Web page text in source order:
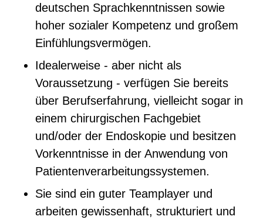
deutschen Sprachkenntnissen sowie
hoher sozialer Kompetenz und großem
Einfühlungsvermögen.
Idealerweise - aber nicht als
Voraussetzung - verfügen Sie bereits
über Berufserfahrung, vielleicht sogar in
einem chirurgischen Fachgebiet
und/oder der Endoskopie und besitzen
Vorkenntnisse in der Anwendung von
Patientenverarbeitungssystemen.
Sie sind ein guter Teamplayer und
arbeiten gewissenhaft, strukturiert und